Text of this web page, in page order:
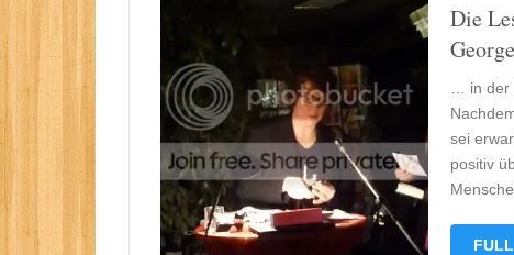
Die
… in
sei
positiv